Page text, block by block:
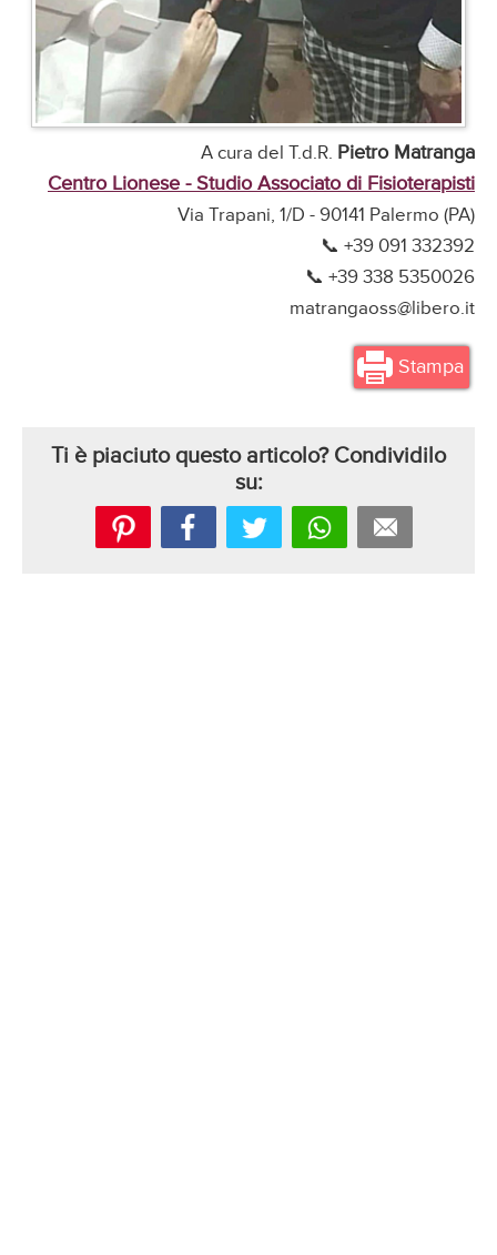
A cura del T.d.R. Pietro Matranga
Centro Lionese - Studio Associato di Fisioterapisti
Via Trapani, 1/D - 90141 Palermo (PA)
📞 +39 091 332392
📞 +39 338 5350026
matrangaoss@libero.it
Stampa
Ti è piaciuto questo articolo? Condividilo
su: